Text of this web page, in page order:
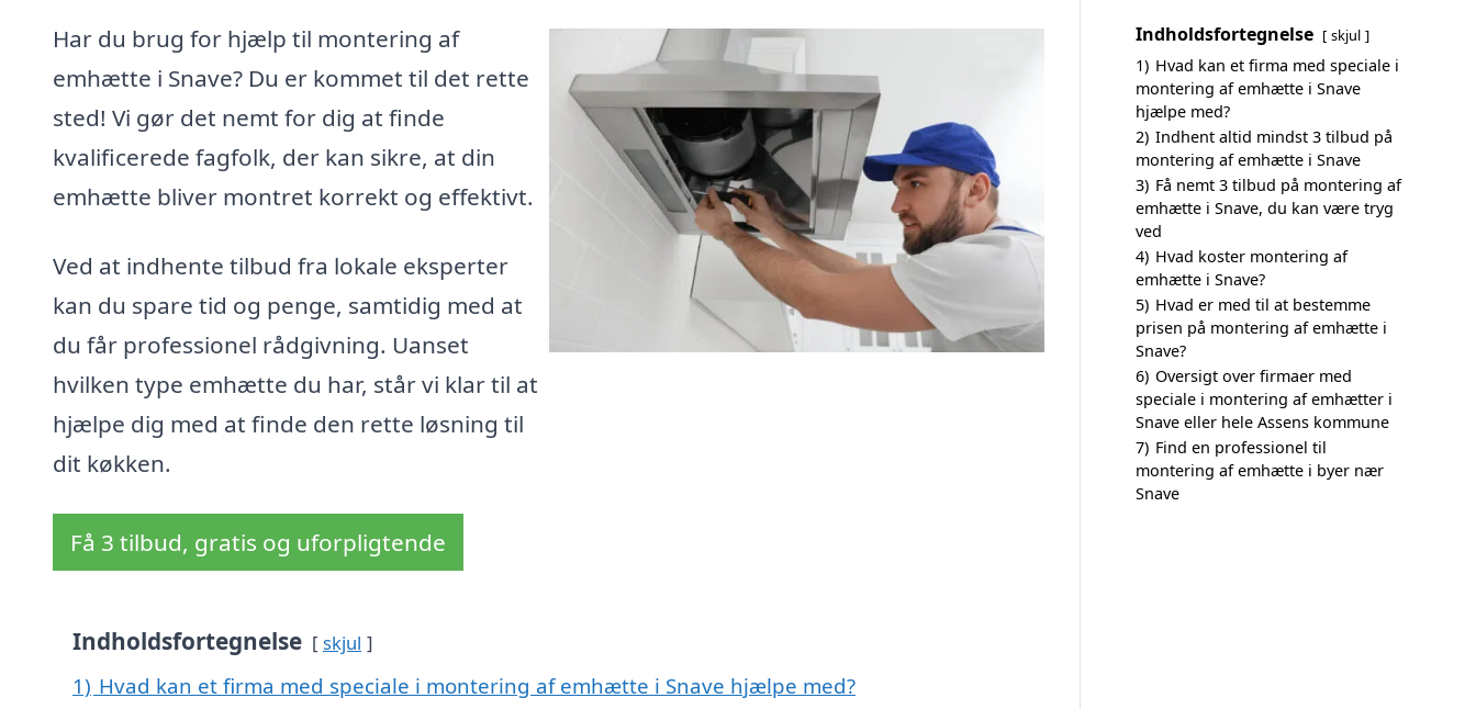
Har du brug for hjælp til montering af
emhætte i Snave? Du er kommet til det rette
sted! Vi gør det nemt for dig at finde
kvalificerede fagfolk, der kan sikre, at din
emhætte bliver montret korrekt og effektivt.
Ved at indhente tilbud fra lokale eksperter
kan du spare tid og penge, samtidig med at
du får professionel rådgivning. Uanset
hvilken type emhætte du har, står vi klar til at
hjælpe dig med at finde den rette løsning til
dit køkken.
Få 3 tilbud, gratis og uforpligtende
Indholdsfortegnelse skjul
1) Hvad kan et firma med speciale i montering af emhætte i Snave hjælpe med?
Indholdsfortegnelse skjul
1) Hvad kan et firma med speciale i
montering af emhætte i Snave
hjælpe med?
2) Indhent altid mindst 3 tilbud på
montering af emhætte i Snave
3) Få nemt 3 tilbud på montering af
emhætte i Snave, du kan være tryg
ved
4) Hvad koster montering af
emhætte i Snave?
5) Hvad er med til at bestemme
prisen på montering af emhætte i
Snave?
6) Oversigt over firmaer med
speciale i montering af emhætter i
Snave eller hele Assens kommune
7) Find en professionel til
montering af emhætte i byer nær
Snave